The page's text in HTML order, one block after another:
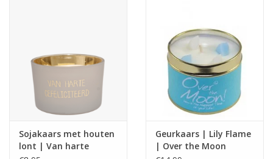
Sojakaars met houten
lont | Van harte
Geurkaars | Lily Flame
| Over the Moon